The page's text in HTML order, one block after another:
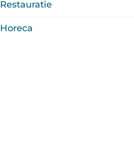
Restauratie
Horeca